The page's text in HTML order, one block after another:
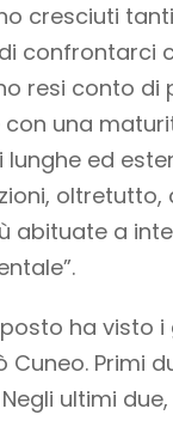
cresciuti
confrontarci
resi conto
una
ed
abituate a
ha visto
Cuneo. Primi
ultimi